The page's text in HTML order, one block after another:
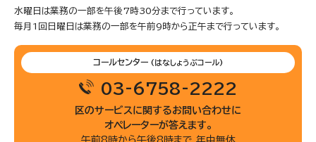
水曜日は業務の一部を午後7時30分まで行っています。
毎月1回日曜日は業務の一部を午前9時から正午まで行っています。
コールセンター (はなしょうぶコール)
03-6758-2222
区のサービスに関するお問い合わせに
オペレーターが答えます。
午前8時から午後8時まで 年中無休